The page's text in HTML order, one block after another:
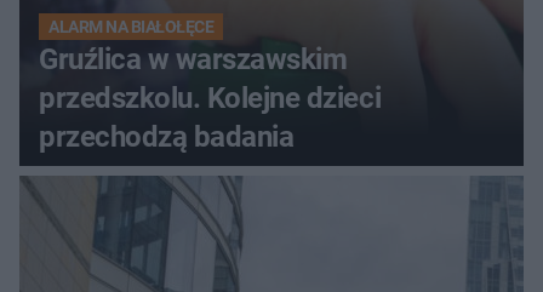
ALARM NA BIAŁOŁĘCE
Gruźlica w warszawskim
przedszkolu. Kolejne dzieci
przechodzą badania